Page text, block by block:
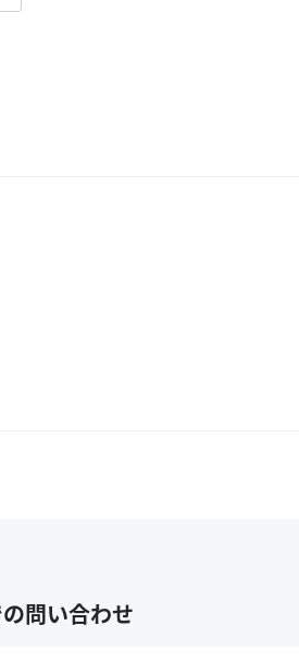
問い合わせ